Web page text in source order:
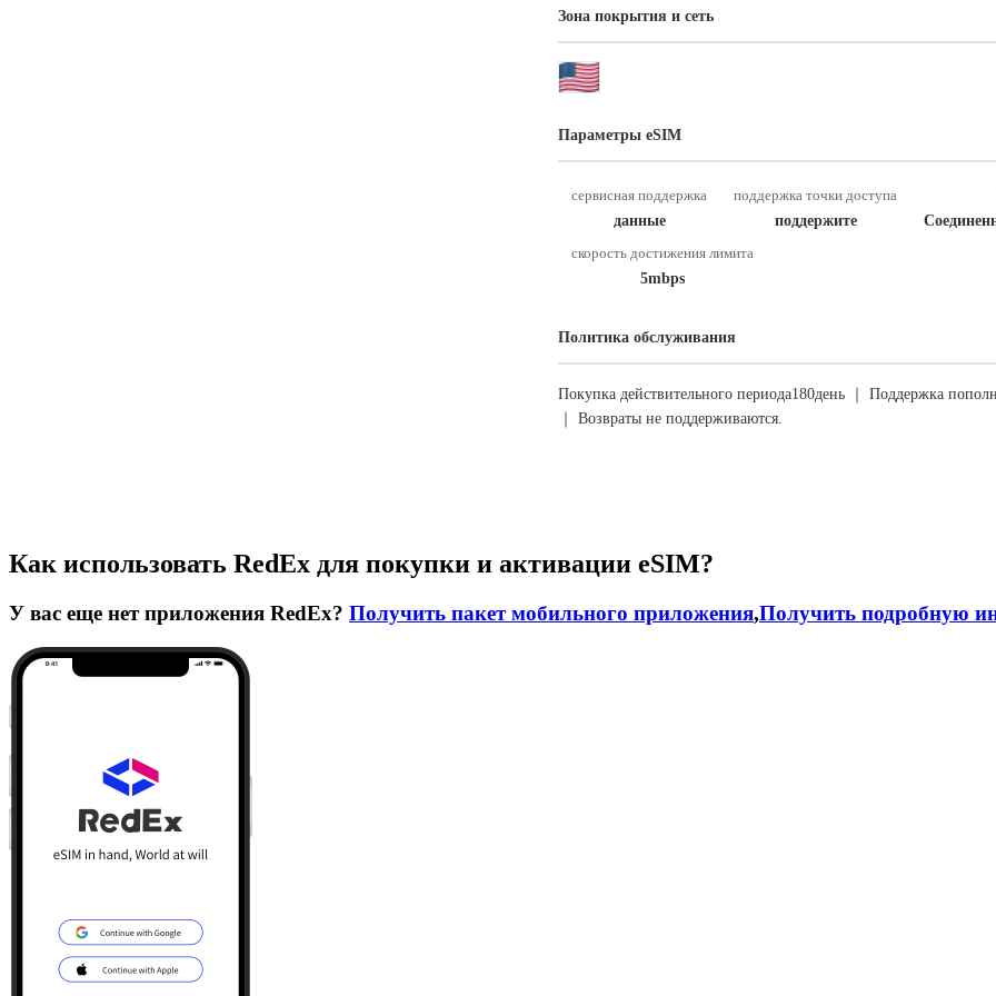
Зона покрытия и сеть
Параметры eSIM
сервисная поддержка
данные
поддержка точки доступа
поддержите
скорость достижения лимита
5mbps
Политика обслуживания
Покупка действительного периода180день ｜ Поддержка
｜ Возвраты не поддерживаются.
Как использовать RedEx для покупки и активации eSIM?
У вас еще нет приложения RedEx? Получить пакет мобильного приложения,Получить подробную